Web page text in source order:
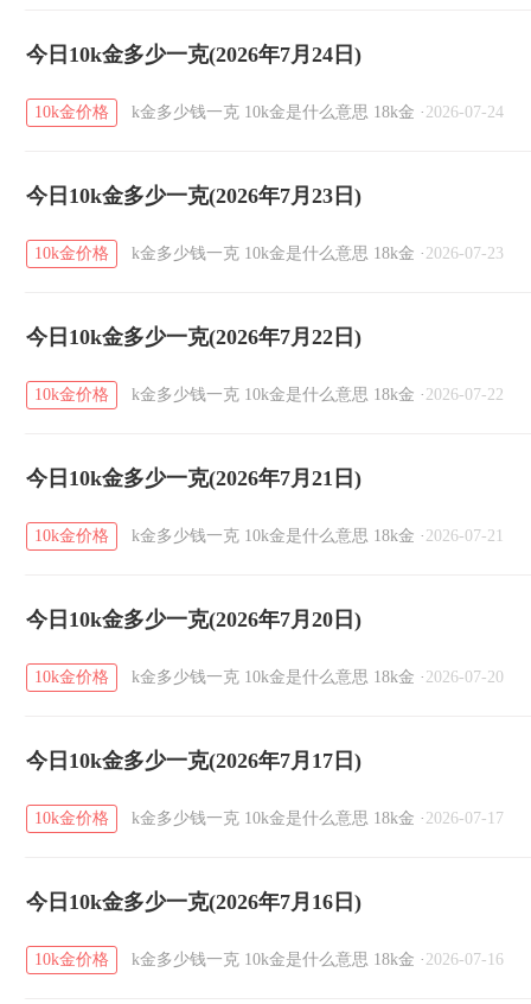
今日10k金多少一克(2026年7月24日)
10k金价格 k金多少钱一克 10k金是什么意思 18k金 · 2026-07-24
今日10k金多少一克(2026年7月23日)
10k金价格 k金多少钱一克 10k金是什么意思 18k金 · 2026-07-23
今日10k金多少一克(2026年7月22日)
10k金价格 k金多少钱一克 10k金是什么意思 18k金 · 2026-07-22
今日10k金多少一克(2026年7月21日)
10k金价格 k金多少钱一克 10k金是什么意思 18k金 · 2026-07-21
今日10k金多少一克(2026年7月20日)
10k金价格 k金多少钱一克 10k金是什么意思 18k金 · 2026-07-20
今日10k金多少一克(2026年7月17日)
10k金价格 k金多少钱一克 10k金是什么意思 18k金 · 2026-07-17
今日10k金多少一克(2026年7月16日)
10k金价格 k金多少钱一克 10k金是什么意思 18k金 · 2026-07-16